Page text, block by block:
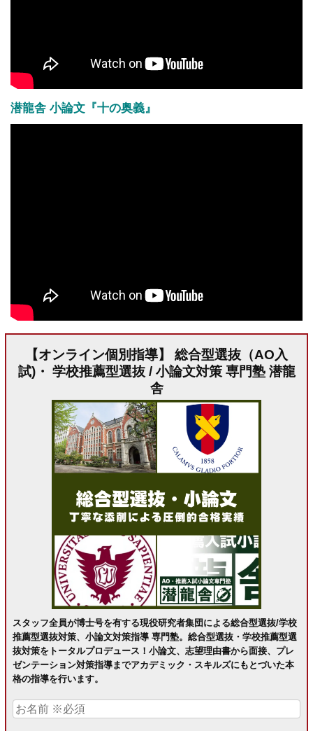
潜龍舎 小論文『十の奥義』
【オンライン個別指導】 総合型選抜（AO入
試)・ 学校推薦型選抜 / 小論文対策 専門塾 潜龍
舎
スタッフ全員が博士号を有する現役研究者集団による総合型選抜/学校
推薦型選抜対策、小論文対策指導 専門塾。総合型選抜・学校推薦型選
抜対策をトータルプロデュース！小論文、志望理由書から面接、プレ
ゼンテーション対策指導までアカデミック・スキルズにもとづいた本
格の指導を行います。